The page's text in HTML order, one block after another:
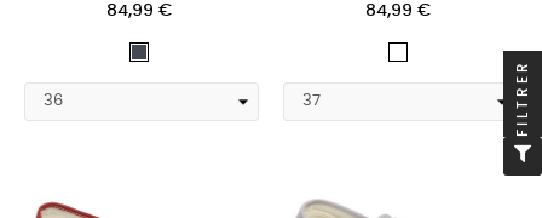
84,99 € 84,99 €
FILTRER